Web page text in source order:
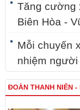
Tăng cường
Biên Hòa -
Mỗi chuyến
nhiệm
ĐOÀN THANH NIÊN